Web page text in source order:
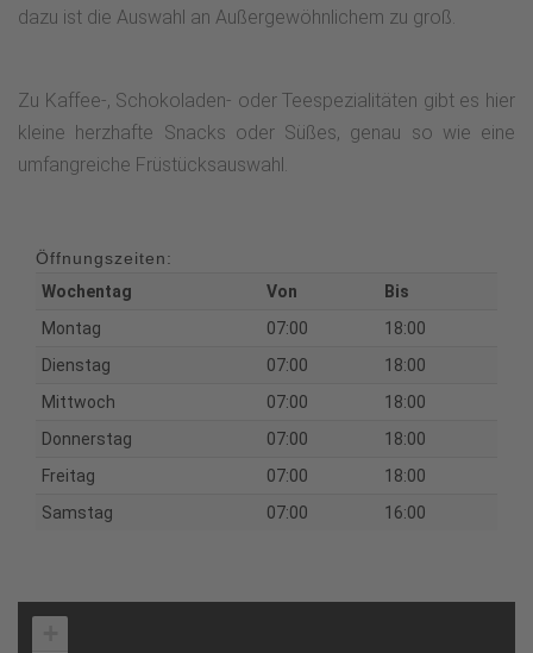
dazu ist die Auswahl an Außergewöhnlichem zu groß.
Zu Kaffee-, Schokoladen- oder Teespezialitäten gibt es hier
kleine herzhafte Snacks oder Süßes, genau so wie eine
umfangreiche Früstücksauswahl.
Öffnungszeiten:
Wochentag
Von
Bis
Montag
07:00
18:00
Dienstag
07:00
18:00
Mittwoch
07:00
18:00
Donnerstag
07:00
18:00
Freitag
07:00
18:00
Samstag
07:00 16:00